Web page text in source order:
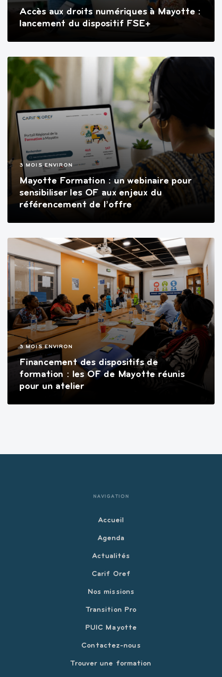
Accès aux droits numériques à Mayotte :
lancement du dispositif FSE+
3 MOIS ENVIRON
Mayotte Formation : un webinaire pour
sensibiliser les OF aux enjeux du
référencement de l’offre
3 MOIS ENVIRON
Financement des dispositifs de
formation : les OF de Mayotte réunis
pour un atelier
NAVIGATION
Accueil
Agenda
Actualités
Carif Oref
Nos missions
Transition Pro
PUIC Mayotte
Contactez-nous
Trouver une formation